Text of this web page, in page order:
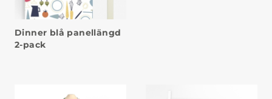
Dinner blå panellängd
2-pack